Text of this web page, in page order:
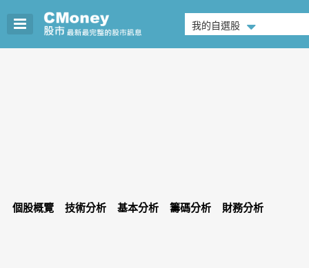
我的自選股
個股概覽 技術分析 基本分析 籌碼分析 財務分析